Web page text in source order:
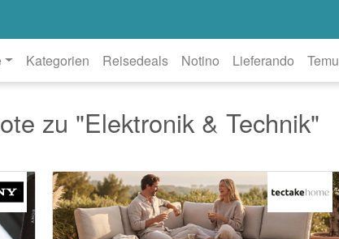
Kategorien Reisedeals Notino Lieferando Temu
zu "Elektronik & Technik"